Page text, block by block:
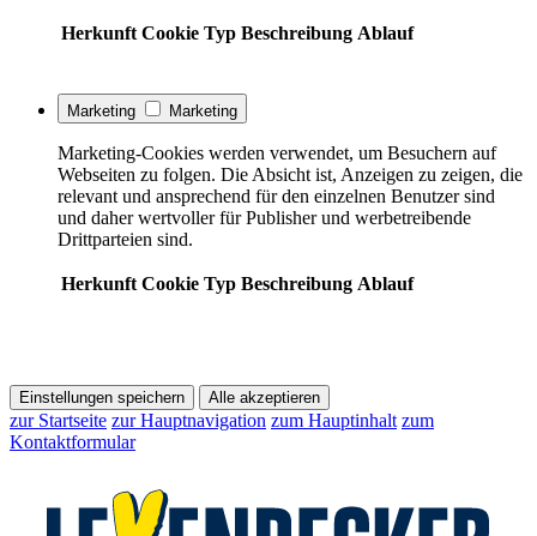
Herkunft Cookie Typ Beschreibung Ablauf
Marketing Marketing
Marketing-Cookies werden verwendet, um Besuchern auf
Webseiten zu folgen. Die Absicht ist, Anzeigen zu zeigen, die
relevant und ansprechend für den einzelnen Benutzer sind
und daher wertvoller für Publisher und werbetreibende
Drittparteien sind.
Herkunft Cookie Typ Beschreibung Ablauf
Einstellungen speichern Alle akzeptieren
zur Startseite zur Hauptnavigation zum Hauptinhalt zum
Kontaktformular